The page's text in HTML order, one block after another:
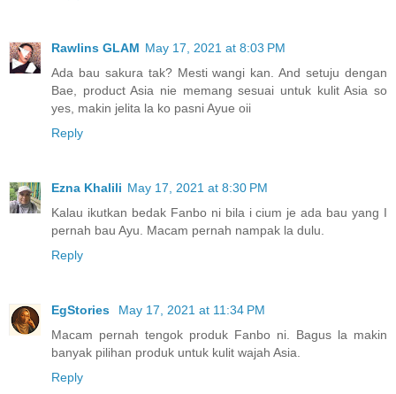
Rawlins GLAM May 17, 2021 at 8:03 PM
Ada bau sakura tak? Mesti wangi kan. And setuju dengan
Bae, product Asia nie memang sesuai untuk kulit Asia so
yes, makin jelita la ko pasni Ayue oii
Reply
Ezna Khalili May 17, 2021 at 8:30 PM
Kalau ikutkan bedak Fanbo ni bila i cium je ada bau yang I
pernah bau Ayu. Macam pernah nampak la dulu.
Reply
EgStories
May 17, 2021 at 11:34 PM
Macam pernah tengok produk Fanbo ni. Bagus la makin
banyak pilihan produk untuk kulit wajah Asia.
Reply